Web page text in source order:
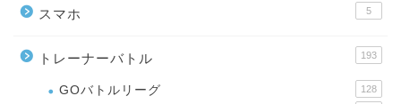
スマホ 5
トレーナーバトル 193
GOバトルリーグ 128